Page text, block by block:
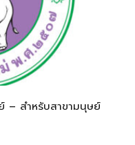
– สำหรับสาขามนุษย์